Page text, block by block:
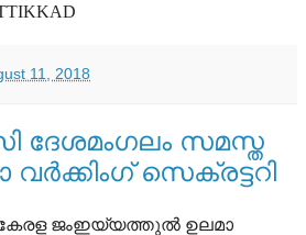
11, 2018
ദേശമംഗലം സമസ്ത
സെക്രട്ടറി
കേരള ജംഇയ്യത്തുൽ ഉലമാ